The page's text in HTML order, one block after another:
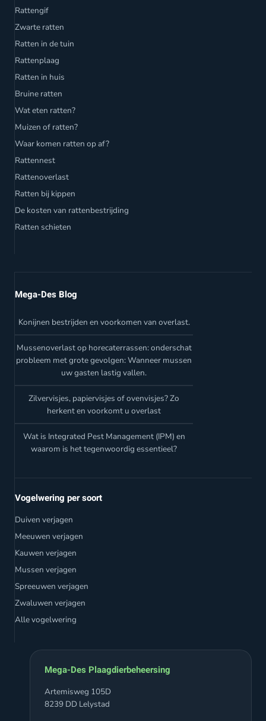
Rattengif
Zwarte ratten
Ratten in de tuin
Rattenplaag
Ratten in huis
Bruine ratten
Wat eten ratten?
Muizen of ratten?
Waar komen ratten op af?
Rattennest
Rattenoverlast
Ratten bij kippen
De kosten van rattenbestrijding
Ratten schieten
Mega-Des Blog
Konijnen bestrijden en voorkomen van overlast.
Mussenoverlast op horecaterrassen: onderschat
probleem met grote gevolgen: Wanneer mussen
uw gasten lastig vallen.
Zilvervisjes, papiervisjes of ovenvisjes? Zo
herkent en voorkomt u overlast
Wat is Integrated Pest Management (IPM) en
waarom is het tegenwoordig essentieel?
Vogelwering per soort
Duiven verjagen
Meeuwen verjagen
Kauwen verjagen
Mussen verjagen
Spreeuwen verjagen
Zwaluwen verjagen
Alle vogelwering
Mega-Des Plaagdierbeheersing
Artemisweg 105D
8239 DD Lelystad